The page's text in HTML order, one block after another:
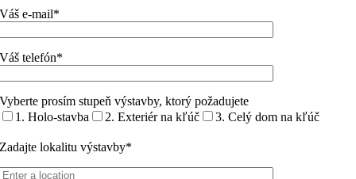
Váš e-mail*
Váš telefón*
Vyberte prosím stupeň výstavby, ktorý požadujete
1. Holo-stavba
2. Exteriér na kľúč 3. Celý dom na kľúč
Zadajte lokalitu výstavby*